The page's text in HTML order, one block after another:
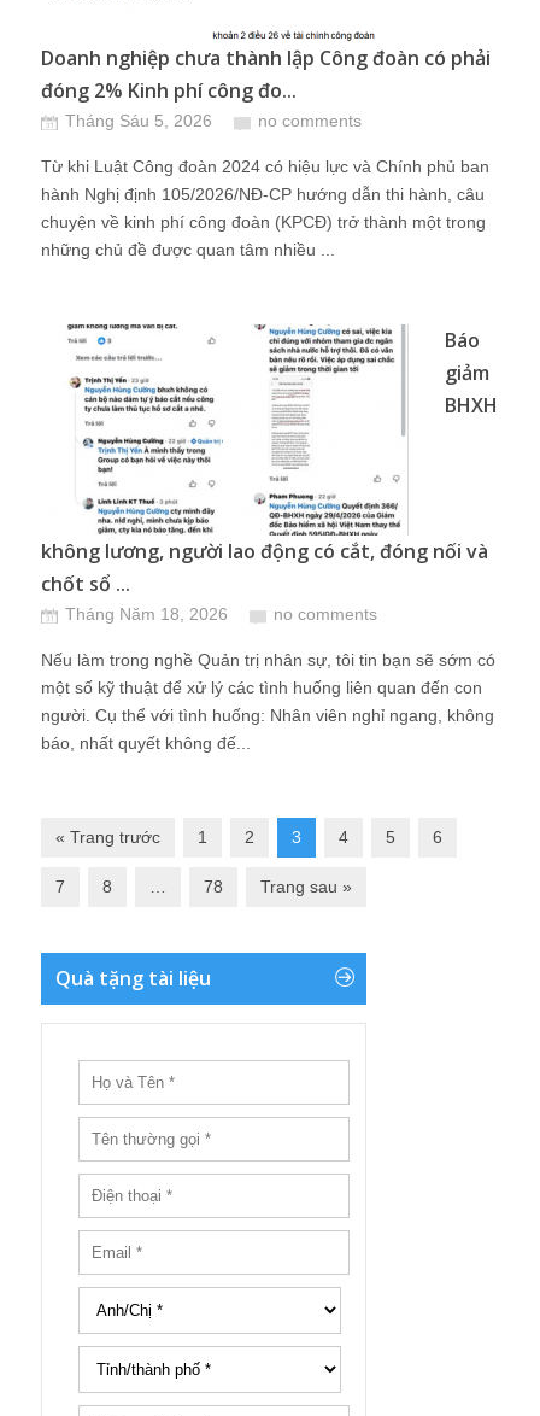
Doanh nghiệp chưa thành lập Công đoàn có phải
đóng 2% Kinh phí công đo...
Tháng Sáu 5, 2026 no comments
Từ khi Luật Công đoàn 2024 có hiệu lực và Chính phủ ban
hành Nghị định 105/2026/NĐ-CP hướng dẫn thi hành, câu
chuyện về kinh phí công đoàn (KPCĐ) trở thành một trong
những chủ đề được quan tâm nhiều ...
Báo
giảm
BHXH
không lương, người lao động có cắt, đóng nối và
chốt sổ ...
Tháng Năm 18, 2026 no comments
Nếu làm trong nghề Quản trị nhân sự, tôi tin bạn sẽ sớm có
một số kỹ thuật để xử lý các tình huống liên quan đến con
người. Cụ thể với tình huống: Nhân viên nghỉ ngang, không
báo, nhất quyết không đế...
« Trang trước 1 2 3 4 5 6
7 8 78 Trang sau »
Quà tặng tài liệu